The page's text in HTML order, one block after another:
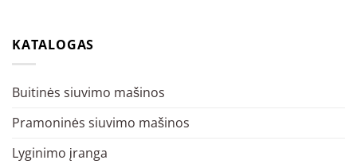
KATALOGAS
Buitinės siuvimo mašinos
Pramoninės siuvimo mašinos
Lyginimo įranga